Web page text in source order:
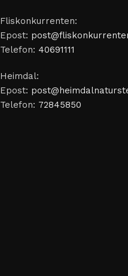
Fliskonkurrenten:
Epost:
Telefon: 40691111
Heimdal:
Epost:
Telefon: 72845850